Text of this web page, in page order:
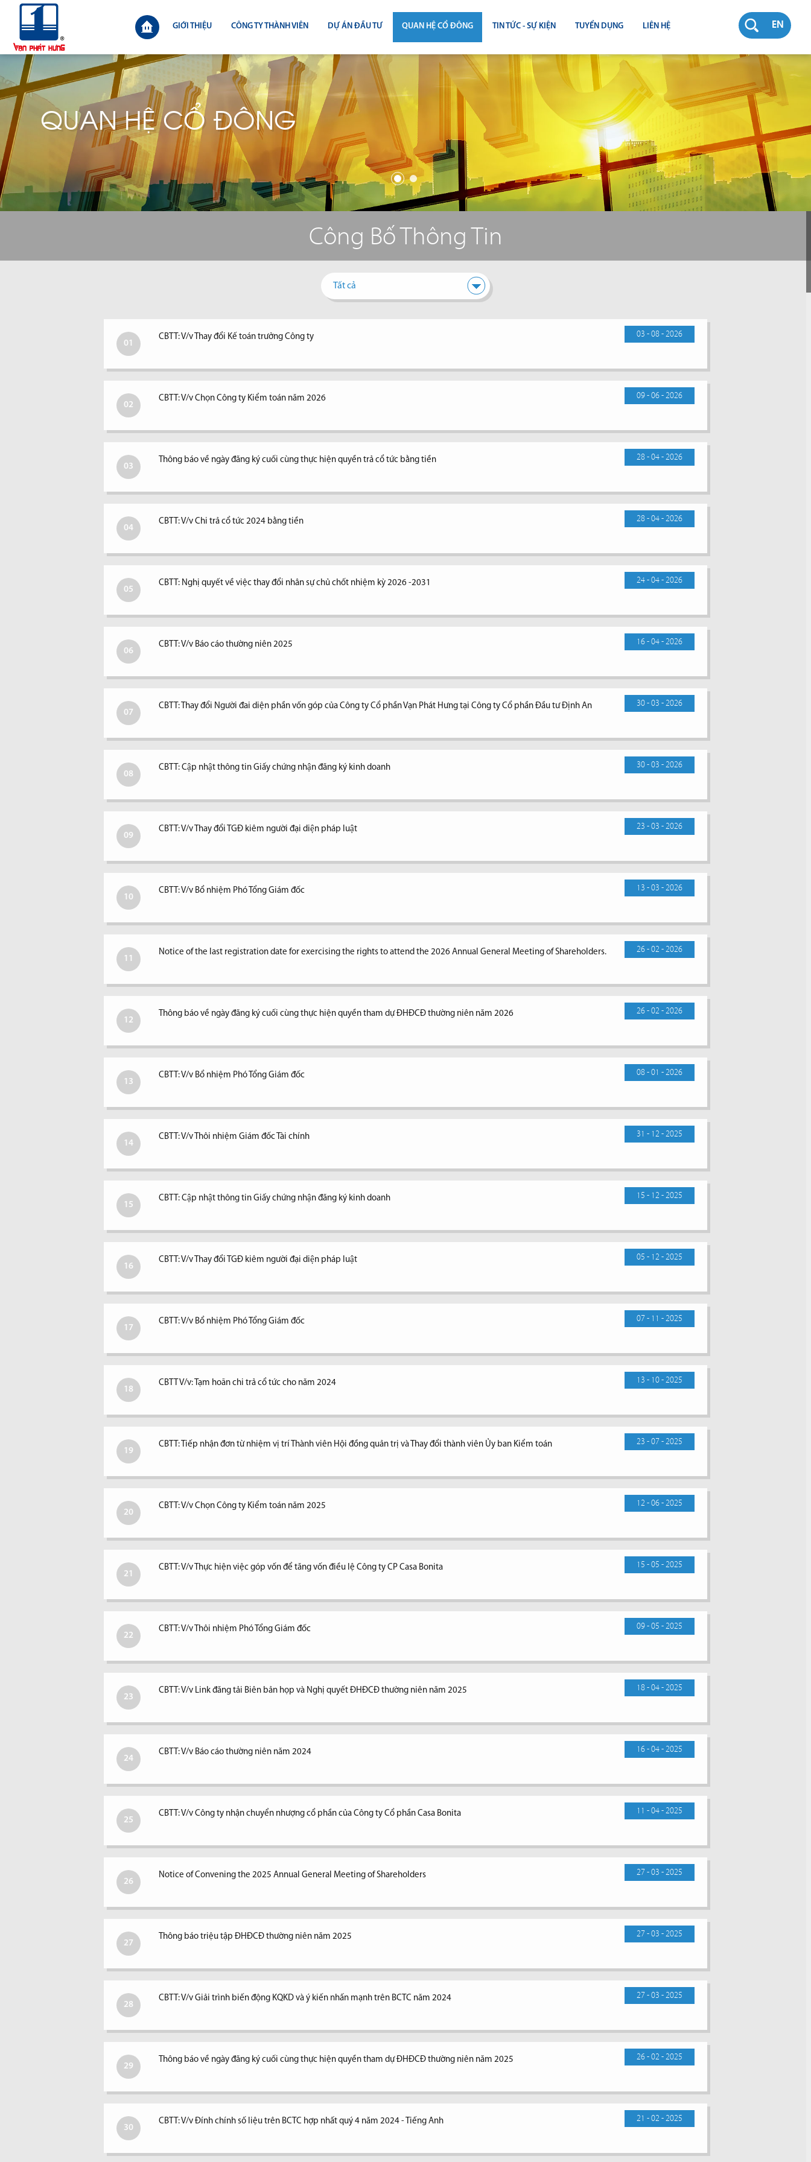
EN
GIỚI THIỆU CÔNG TY THÀNH VIÊN DỰ ÁN ĐẦU TƯ QUAN HỆ CỔ ĐÔNG
CÔNG BỐ THÔNG TIN
ĐẠI HỘI ĐỒNG CỔ ĐÔNG
BÁO CÁO THƯỜNG NIÊN
BÁO CÁO TÀI CHÍNH
BÁO CÁO QUẢN TRỊ CÔNG TY
TIN TỨC - SỰ KIỆN
TIN THỊ TRƯỜNG
TIN CÔNG TY
TUYỂN DỤNG LIÊN HỆ
QUAN HỆ CỔ ĐÔNG
Công Bố Thông Tin
Tất cả
01
03 - 08 - 2026
CBTT: V/v Thay đổi Kế toán trưởng Công ty
02
09 - 06 - 2026
CBTT: V/v Chọn Công ty Kiểm toán năm 2026
03
28 - 04 - 2026
Thông báo về ngày đăng ký cuối cùng thực hiện quyền trả cổ tức bằng tiền
04
28 - 04 - 2026
CBTT: V/v Chi trả cổ tức 2024 bằng tiền
05
24 - 04 - 2026
CBTT: Nghị quyết về việc thay đổi nhân sự chủ chốt nhiệm kỳ 2026 -2031
06
16 - 04 - 2026
CBTT: V/v Báo cáo thường niên 2025
07
30 - 03 - 2026
CBTT: Thay đổi Người đai diện phần vốn góp của Công ty Cổ phần Vạn Phát Hưng tại Công ty Cổ phần Đầu tư Định An
08
30 - 03 - 2026
CBTT: Cập nhật thông tin Giấy chứng nhận đăng ký kinh doanh
09
23 - 03 - 2026
CBTT: V/v Thay đổi TGĐ kiêm người đại diện pháp luật
10
13 - 03 - 2026
CBTT: V/v Bổ nhiệm Phó Tổng Giám đốc
11
26 - 02 - 2026
Notice of the last registration date for exercising the rights to attend the 2026 Annual General Meeting of Shareholders.
12
26 - 02 - 2026
Thông báo về ngày đăng ký cuối cùng thực hiện quyền tham dự ĐHĐCĐ thường niên năm 2026
13
08 - 01 - 2026
CBTT: V/v Bổ nhiệm Phó Tổng Giám đốc
14
31 - 12 - 2025
CBTT: V/v Thôi nhiệm Giám đốc Tài chính
15
15 - 12 - 2025
CBTT: Cập nhật thông tin Giấy chứng nhận đăng ký kinh doanh
16
05 - 12 - 2025
CBTT: V/v Thay đổi TGĐ kiêm người đại diện pháp luật
17
07 - 11 - 2025
CBTT: V/v Bổ nhiệm Phó Tổng Giám đốc
18
13 - 10 - 2025
CBTT V/v: Tạm hoãn chi trả cổ tức cho năm 2024
19
23 - 07 - 2025
CBTT: Tiếp nhận đơn từ nhiệm vị trí Thành viên Hội đồng quản trị và Thay đổi thành viên Ủy ban Kiểm toán
20
12 - 06 - 2025
CBTT: V/v Chọn Công ty Kiểm toán năm 2025
21
15 - 05 - 2025
CBTT: V/v Thực hiện việc góp vốn để tăng vốn điều lệ Công ty CP Casa Bonita
22
09 - 05 - 2025
CBTT: V/v Thôi nhiệm Phó Tổng Giám đốc
23
18 - 04 - 2025
CBTT: V/v Link đăng tải Biên bản họp và Nghị quyết ĐHĐCĐ thường niên năm 2025
24
16 - 04 - 2025
CBTT: V/v Báo cáo thường niên năm 2024
25
11 - 04 - 2025
CBTT: V/v Công ty nhận chuyển nhượng cổ phần của Công ty Cổ phần Casa Bonita
26
27 - 03 - 2025
Notice of Convening the 2025 Annual General Meeting of Shareholders
27
27 - 03 - 2025
Thông báo triệu tập ĐHĐCĐ thường niên năm 2025
28
27 - 03 - 2025
CBTT: V/v Giải trình biến động KQKD và ý kiến nhấn mạnh trên BCTC năm 2024
29
26 - 02 - 2025
Thông báo về ngày đăng ký cuối cùng thực hiện quyền tham dự ĐHĐCĐ thường niên năm 2025
30
21 - 02 - 2025
CBTT: V/v Đính chính số liệu trên BCTC hợp nhất quý 4 năm 2024 - Tiếng Anh